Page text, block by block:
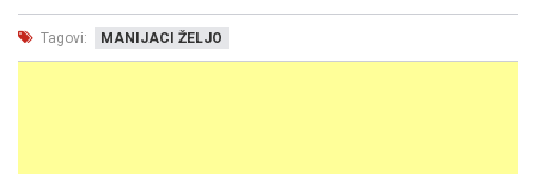
Tagovi: MANIJACI ŽELJO